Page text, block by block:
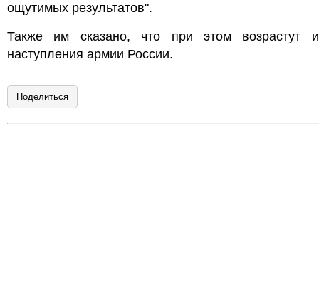
ощутимых результатов".
Также им сказано, что при этом возрастут
наступления армии России.
Поделиться